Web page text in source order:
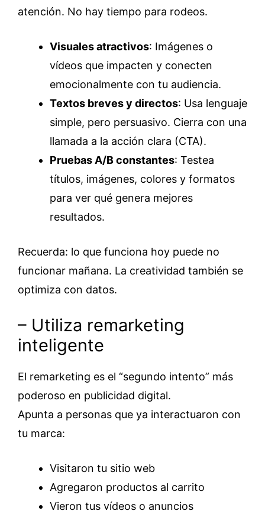
atención. No hay tiempo para rodeos.
Visuales atractivos: Imágenes o
vídeos que impacten y conecten
emocionalmente con tu audiencia.
Textos breves y directos: Usa lenguaje
simple, pero persuasivo. Cierra con una
llamada a la acción clara (CTA).
Pruebas A/B constantes: Testea
títulos, imágenes, colores y formatos
para ver qué genera mejores
resultados.
Recuerda: lo que funciona hoy puede no
funcionar mañana. La creatividad también se
optimiza con datos.
– Utiliza remarketing
inteligente
El remarketing es el “segundo intento” más
poderoso en publicidad digital.
Apunta a personas que ya interactuaron con
tu marca:
Visitaron tu sitio web
Agregaron productos al carrito
Vieron tus vídeos o anuncios